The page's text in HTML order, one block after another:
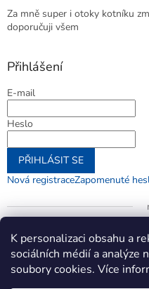
K personalizaci obsahu a
sociálních médií a analýze
soubory cookies. Více
Za mně super i otoky kotníku
doporučuji všem
Přihlášení
E-mail
Heslo
PŘIHLÁSIT SE
Nová registraceZapomenuté